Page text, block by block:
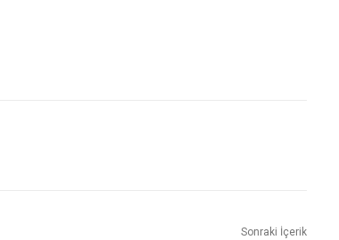
Sonraki İçerik